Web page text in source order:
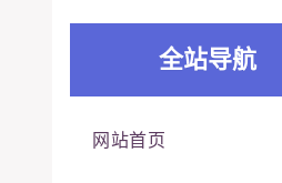
全站导航
网站首页